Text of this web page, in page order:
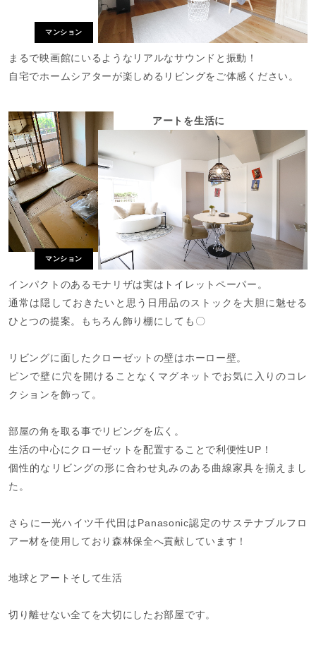
マンション
まるで映画館にいるようなリアルなサウンドと振動！
自宅でホームシアターが楽しめるリビングをご体感ください。
アートを生活に
マンション
インパクトのあるモナリザは実はトイレットペーパー。
通常は隠しておきたいと思う日用品のストックを大胆に魅せる
ひとつの提案。もちろん飾り棚にしても〇
リビングに面したクローゼットの壁はホーロー壁。
ピンで壁に穴を開けることなくマグネットでお気に入りのコレ
クションを飾って。
部屋の角を取る事でリビングを広く。
生活の中心にクローゼットを配置することで利便性UP！
個性的なリビングの形に合わせ丸みのある曲線家具を揃えまし
た。
さらに一光ハイツ千代田はPanasonic認定のサステナブルフロ
アー材を使用しており森林保全へ貢献しています！
地球とアートそして生活
切り離せない全てを大切にしたお部屋です。